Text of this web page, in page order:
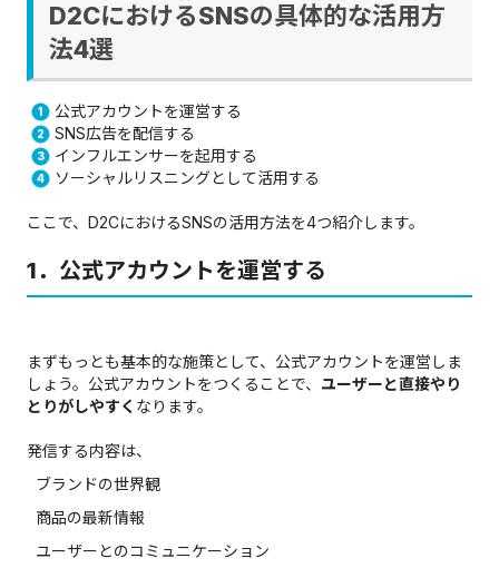
D2CにおけるSNSの具体的な活用方
法4選
公式アカウントを運営する
SNS広告を配信する
インフルエンサーを起用する
ソーシャルリスニングとして活用する
ここで、D2CにおけるSNSの活用方法を4つ紹介します。
1．公式アカウントを運営する
まずもっとも基本的な施策として、公式アカウントを運営しま
しょう。公式アカウントをつくることで、 ユーザーと直接やり
とりがしやすく なります。
発信する内容は、
ブランドの世界観
商品の最新情報
ユーザーとのコミュニケーション